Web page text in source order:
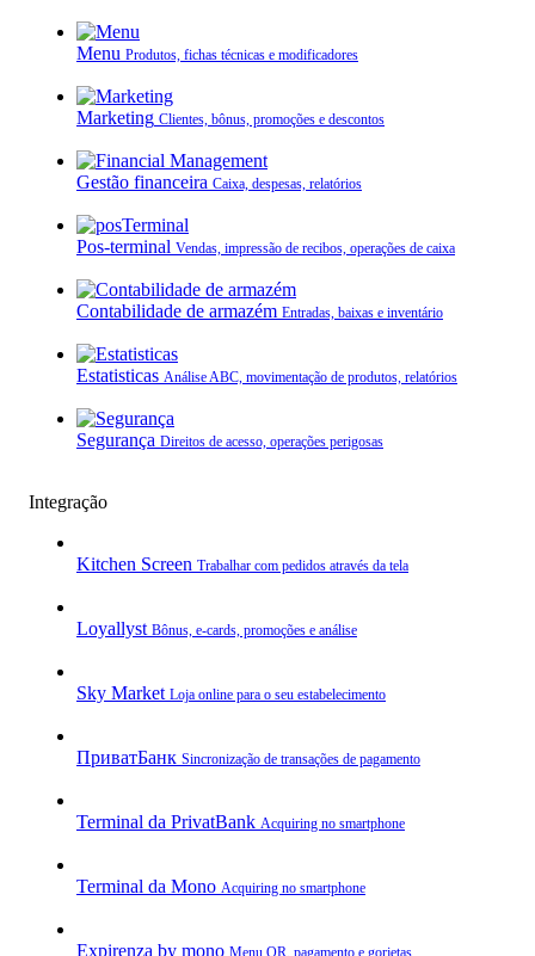
Menu Produtos, fichas técnicas e modificadores
Marketing Clientes, bônus, promoções e descontos
Gestão financeira Caixa, despesas, relatórios
Pos-terminal Vendas, impressão de recibos, operações de caixa
Contabilidade de armazém Entradas, baixas e inventário
Estatisticas Análise ABC, movimentação de produtos, relatórios
Segurança Direitos de acesso, operações perigosas
Integração
Kitchen Screen Trabalhar com pedidos através da tela
Loyallyst Bônus, e‑cards, promoções e análise
Sky Market Loja online para o seu estabelecimento
ПриватБанк Sincronização de transações de pagamento
Terminal da PrivatBank Acquiring no smartphone
Terminal da Mono Acquiring no smartphone
Expirenza by mono Menu QR, pagamento e gorjetas